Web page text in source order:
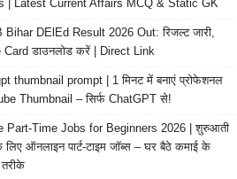
| Latest Current Affairs MCQ & Static GK
Bihar DElEd Result 2026 Out: रिजल्ट जारी,
Card डाउनलोड करें | Direct Link
thumbnail prompt | 1 मिनट में बनाएं प्रोफेशनल
Thumbnail – सिर्फ ChatGPT से!
Part-Time Jobs for Beginners 2026 | शुरुआती
लिए ऑनलाइन पार्ट-टाइम जॉब्स – घर बैठे कमाई के